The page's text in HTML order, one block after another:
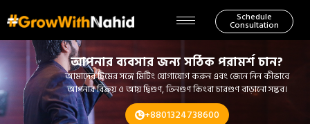
Schedule
Consultation
আপনার ব্যবসার জন্য সঠিক পরামর্শ চান?
আমাদের টিমের সঙ্গে মিটিং যোগাযোগ করুন এবং জেনে নিন কীভাবে
আপনার বিক্রয় ও আয় দ্বিগুণ, তিনগুণ কিংবা চারগুণ বাড়ানো সম্ভব।
+8801324738600